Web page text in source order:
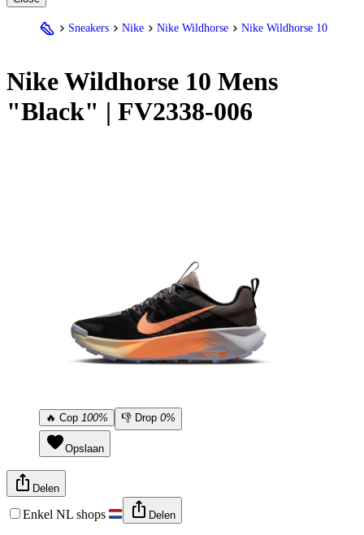
Sneakers Nike Nike Wildhorse Nike Wildhorse 10
NikeWildhorse 10 Mens
"Black" | FV2338-006
🔥 Cop 100% 👎 Drop 0%
Opslaan
Delen
Enkel NL shops Delen